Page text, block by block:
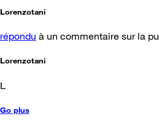
Lorenzotani
répondu à un commentaire sur la
Lorenzotani
L
Go plus